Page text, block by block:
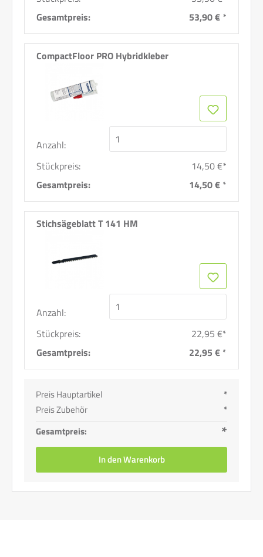
Gesamtpreis:
53,90 € *
CompactFloor PRO Hybridkleber
Anzahl:
Stückpreis:
14,50 €*
Gesamtpreis:
14,50 € *
Stichsägeblatt T 141 HM
Anzahl:
Stückpreis:
22,95 €*
Gesamtpreis:
22,95 € *
Preis Hauptartikel
*
Preis Zubehör
*
Gesamtpreis:
*
In den Warenkorb